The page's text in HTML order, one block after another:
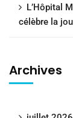
L’Hôpital
célèbre la
Archives